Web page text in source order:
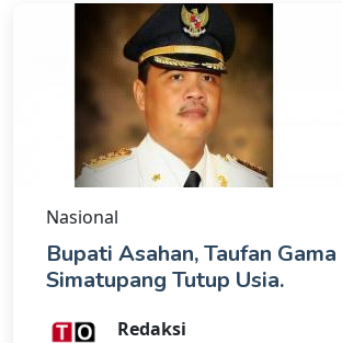
Nasional
Bupati Asahan, Taufan Gama
Simatupang Tutup Usia.
Redaksi